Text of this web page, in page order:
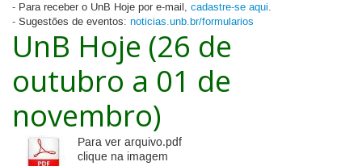
- Para receber o UnB Hoje por e-mail, cadastre-se aqui.
- Sugestões de eventos: noticias.unb.br/formularios
UnB Hoje (26 de
outubro a 01 de
novembro)
Para ver arquivo.pdf
clique na imagem